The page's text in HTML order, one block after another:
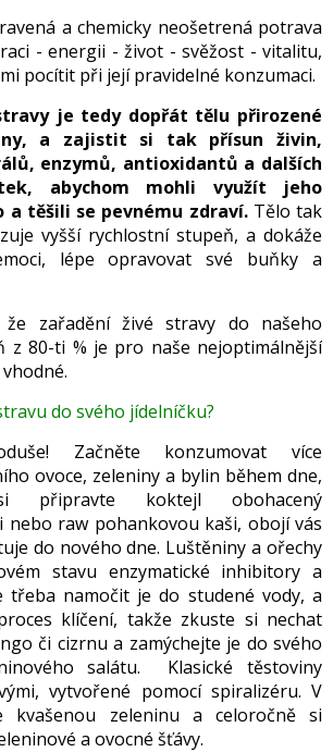
a chemicky neošetrená potrava
- energii - život - svěžost - vitalitu,
pocítit při její pravidelné konzumaci.
je tedy dopřát tělu přirozené
a zajistit si tak přísun živin,
enzymů, antioxidantů a dalších
abychom mohli využít jeho
a těšili se pevnému zdraví. Tělo tak
vyšší rychlostní stupeň, a dokáže
lépe opravovat své buňky a
zařadění živé stravy do našeho
z 80-ti % je pro naše nejoptimálnější
do svého jídelníčku?
Začněte konzumovat více
ovoce, zeleniny a bylin během dne,
koktejl obohacený
nebo raw pohankovou kaši, obojí vás
do nového dne. Luštěniny a ořechy
stavu enzymatické inhibitory a
třeba namočit je do studené vody, a
klíčení, takže zkuste si nechat
či cizrnu a zamýchejte je do svého
salátu. Klasické těstoviny
vytvořené pomocí spiralizéru. V
kvašenou zeleninu a celoročně si
a ovocné šťávy.